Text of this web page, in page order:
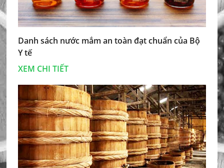
Danh sách nước mắm an toàn đạt chuẩn của Bộ
Y tế
XEM CHI TIẾT